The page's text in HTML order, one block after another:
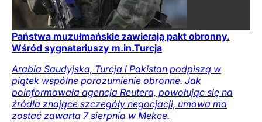
Państwa muzułmańskie zawierają pakt obronny.
Wśród sygnatariuszy m.in.Turcja
Arabia Saudyjska, Turcja i Pakistan podpiszą w
piątek wspólne porozumienie obronne. Jak
poinformowała agencja Reutera, powołując się na
źródła znające szczegóły negocjacji, umowa ma
zostać zawarta 7 sierpnia w Mekce.